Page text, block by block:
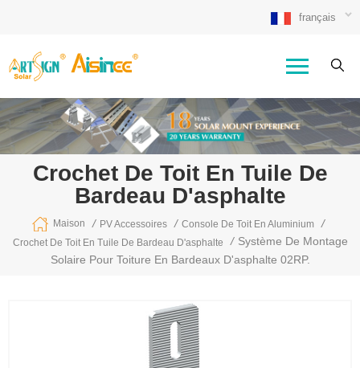
français
Crochet De Toit En Tuile De
Bardeau D'asphalte
Maison / PV Accessoires / Console De Toit En Aluminium /
Crochet De Toit En Tuile De Bardeau D'asphalte / Système De Montage
Solaire Pour Toiture En Bardeaux D'asphalte 02RP.